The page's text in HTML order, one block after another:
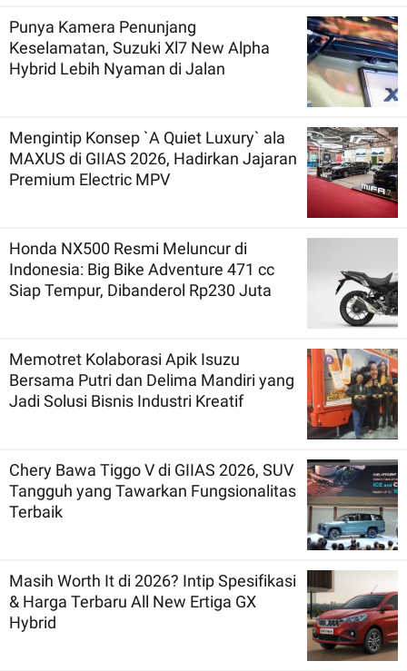
Punya Kamera Penunjang
Keselamatan, Suzuki Xl7 New Alpha
Hybrid Lebih Nyaman di Jalan
Mengintip Konsep `A Quiet Luxury` ala
MAXUS di GIIAS 2026, Hadirkan Jajaran
Premium Electric MPV
Honda NX500 Resmi Meluncur di
Indonesia: Big Bike Adventure 471 cc
Siap Tempur, Dibanderol Rp230 Juta
Memotret Kolaborasi Apik Isuzu
Bersama Putri dan Delima Mandiri yang
Jadi Solusi Bisnis Industri Kreatif
Chery Bawa Tiggo V di GIIAS 2026, SUV
Tangguh yang Tawarkan Fungsionalitas
Terbaik
Masih Worth It di 2026? Intip Spesifikasi
& Harga Terbaru All New Ertiga GX
Hybrid